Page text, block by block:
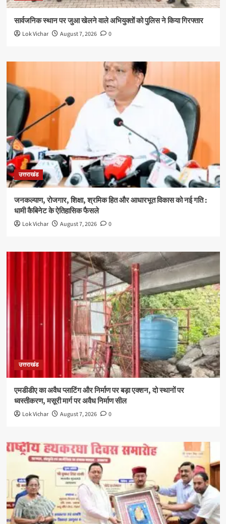
सार्वजनिक स्थान पर जुआ खेलने वाले अभियुक्तों को पुलिस ने किया गिरफ्तार
Lok Vichar August 7, 2026 0
उत्तराखंड
जनकल्याण, रोजगार, शिक्षा, श्रमिक हित और आधारभूत विकास को नई गति :
धामी कैबिनेट के ऐतिहासिक फैसले
Lok Vichar August 7, 2026 0
उत्तराखंड
एमडीडीए का अवैध प्लाटिंग और निर्माण पर बड़ा एक्शन, दो स्थानों पर
ध्वस्तीकरण, मसूरी मार्ग पर अवैध निर्माण सील
Lok Vichar August 7, 2026 0